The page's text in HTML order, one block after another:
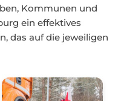
Kommunen und
ein effektives
das auf die jeweiligen